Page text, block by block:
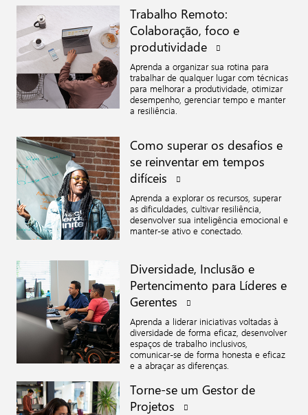
Trabalho Remoto:
Colaboração, foco e
produtividade
Aprenda a organizar sua rotina para
trabalhar de qualquer lugar com técnicas
para melhorar a produtividade, otimizar
desempenho, gerenciar tempo e manter
a resiliência.
Como superar os desafios e
se reinventar em tempos
difíceis
Aprenda a explorar os recursos, superar
as dificuldades, cultivar resiliência,
desenvolver sua inteligência emocional e
manter-se ativo e conectado.
Diversidade, Inclusão e
Pertencimento para Líderes e
Gerentes
Aprenda a liderar iniciativas voltadas à
diversidade de forma eficaz, desenvolver
espaços de trabalho inclusivos,
comunicar-se de forma honesta e eficaz
e a abraçar as diferenças.
Torne-se um Gestor de
Projetos